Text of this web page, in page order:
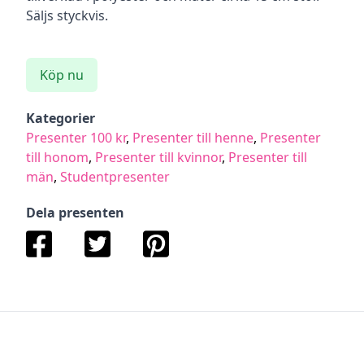
Säljs styckvis.
Köp nu
Kategorier
Presenter 100 kr, Presenter till henne, Presenter
till honom, Presenter till kvinnor, Presenter till
män, Studentpresenter
Dela presenten